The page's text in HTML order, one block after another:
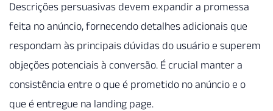
Descrições persuasivas devem expandir a promessa
feita no anúncio, fornecendo detalhes adicionais que
respondam às principais dúvidas do usuário e superem
objeções potenciais à conversão. É crucial manter a
consistência entre o que é prometido no anúncio e o
que é entregue na landing page.